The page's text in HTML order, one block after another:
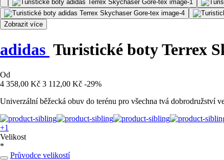
Zobrazit více
adidas Turistické boty Terrex
Od
4 358,00 Kč 3 112,00 Kč -29%
Univerzální běžecká obuv do terénu pro všechna tvá dobrodružství
+1
Velikost
*
Průvodce velikostí